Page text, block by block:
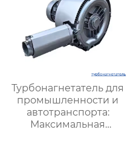
Турбонагнетатель для
промышленности и
автотранспорта:
Максимальная